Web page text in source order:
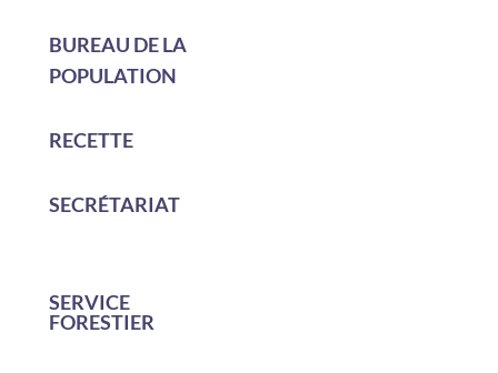
BUREAU DE LA
POPULATION
RECETTE
SECRÉTARIAT
SERVICE
FORESTIER